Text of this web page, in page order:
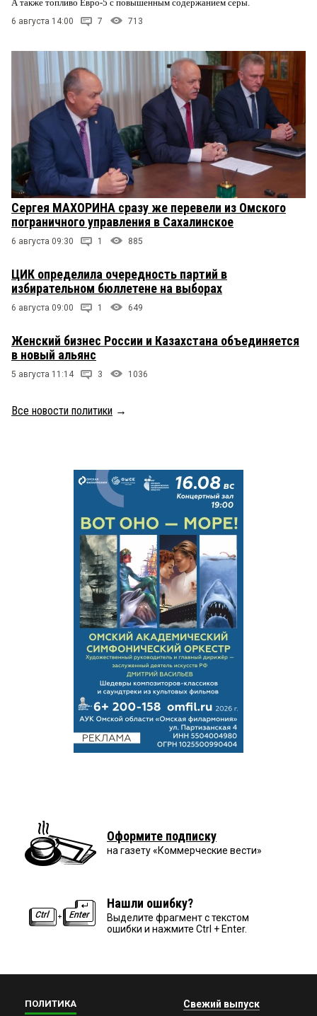
А также топливо Евро-5 с повышенным содержанием серы.
6 августа 14:00 7 713
Сергея МАХОРИНА сразу же перевели из Омского
пограничного управления в Сахалинское
6 августа 09:30 1 885
ЦИК определила очередность партий в
избирательном бюллетене на выборах
6 августа 09:00 1 649
Женский бизнес России и Казахстана объединяется
в новый альянс
5 августа 11:14 3 1036
Все новости политики →
Оформите подписку
на газету «Коммерческие вести»
Нашли ошибку?
Выделите фрагмент с текстом
ошибки и нажмите Ctrl + Enter.
ПОЛИТИКА Свежий выпуск